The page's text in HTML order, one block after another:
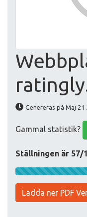
Genereras på Maj 21
Gammal statistik?
Ställningen är 57/
Ladda ner PDF